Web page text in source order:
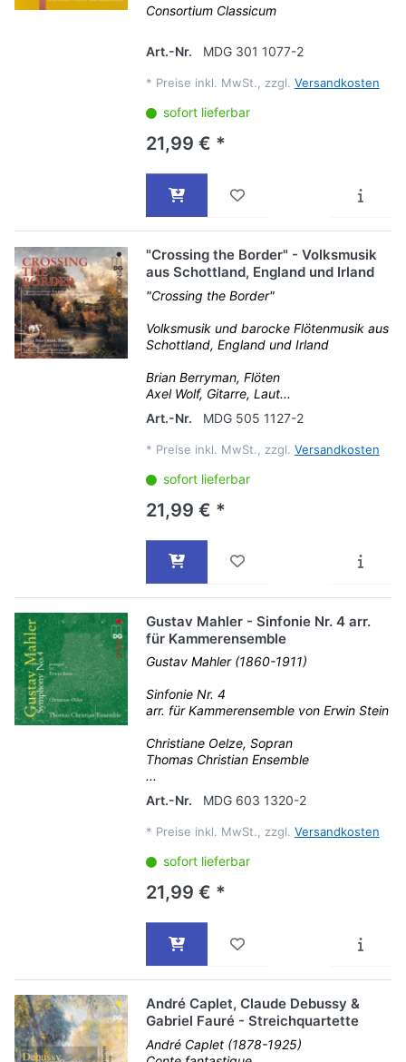
Consortium Classicum
Art.-Nr. MDG 301 1077-2
* Preise inkl. MwSt., zzgl. Versandkosten
sofort lieferbar
21,99 € *
"Crossing the Border" - Volksmusik
aus Schottland, England und Irland
"Crossing the Border"
Volksmusik und barocke Flötenmusik aus
Schottland, England und Irland
Brian Berryman, Flöten
Axel Wolf, Gitarre, Laut...
Art.-Nr.
MDG 505 1127-2
* Preise inkl. MwSt., zzgl. Versandkosten
sofort lieferbar
21,99 € *
Gustav Mahler - Sinfonie Nr. 4 arr.
für Kammerensemble
Gustav Mahler (1860-1911)
Sinfonie Nr. 4
arr. für Kammerensemble von Erwin Stein
Christiane Oelze, Sopran
Thomas Christian Ensemble
...
Art.-Nr.
MDG 603 1320-2
* Preise inkl. MwSt., zzgl. Versandkosten
sofort lieferbar
21,99 € *
André Caplet, Claude Debussy &
Gabriel Fauré - Streichquartette
André Caplet (1878-1925)